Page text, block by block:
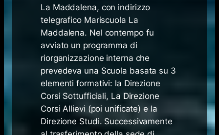
La Maddalena, con indirizzo
telegrafico Mariscuola La
Maddalena. Nel contempo fu
avviato un programma di
riorganizzazione interna che
prevedeva una Scuola basata su 3
elementi formativi: la Direzione
Corsi Sottufficiali, La Direzione
Corsi Allievi (poi unificate) e la
Direzione Studi. Successivamente